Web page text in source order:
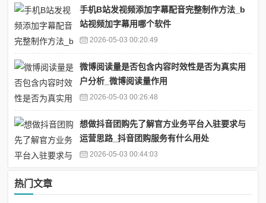
手机B站发视频添加字幕配音完整制作方法_b
站视频加字幕用哪个软件
2026-05-03 00:20:49
微博阅读量是否包含内容时效性是否为真实用
户分析_微博阅读量作用
2026-05-03 00:26:48
想做抖音团购先了解官方业务平台入驻要求与
运营思路_抖音团购服务有什么用处
2026-05-03 00:44:03
热门文章